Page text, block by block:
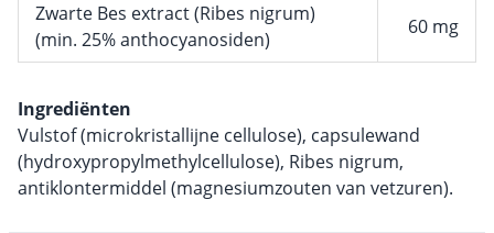
Zwarte Bes extract (Ribes nigrum)
(min. 25% anthocyanosiden)
60 mg
Ingrediënten
Vulstof (microkristallijne cellulose), capsulewand
(hydroxypropylmethylcellulose), Ribes nigrum,
antiklontermiddel (magnesiumzouten van vetzuren).